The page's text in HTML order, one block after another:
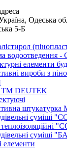
Одеська
5-Б
елементи
вироби з
ТМ DEUTEK
суміші
суміші
елементи